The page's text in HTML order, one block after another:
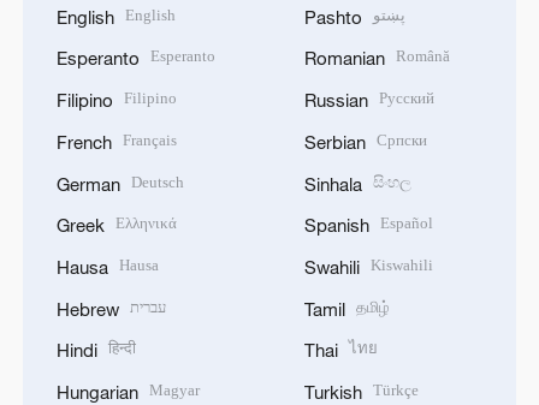
English English
Esperanto Esperanto
Filipino Filipino
French Français
German Deutsch
Greek Ελληνικά
Hausa Hausa
Hebrew עברית
Hindi हिन्दी
Hungarian Magyar
Pashto پښتو
Romanian Română
Russian Русский
Serbian Српски
Sinhala සිංහල
Spanish Español
Swahili Kiswahili
Tamil தமிழ்
Thai ไทย
Turkish Türkçe